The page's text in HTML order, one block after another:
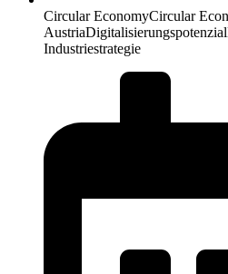
Circular EconomyCircular
AustriaDigitalisierungspotenzial
Industriestrategie